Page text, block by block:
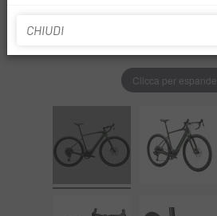
Clicca per
CHIUDI